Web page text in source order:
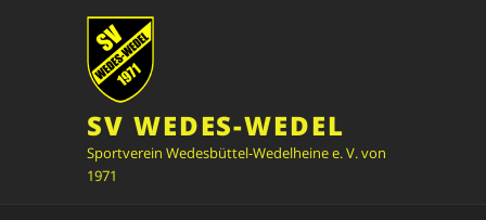
SV WEDES-WEDEL
Sportverein Wedesbüttel-Wedelheine e. V. von
1971